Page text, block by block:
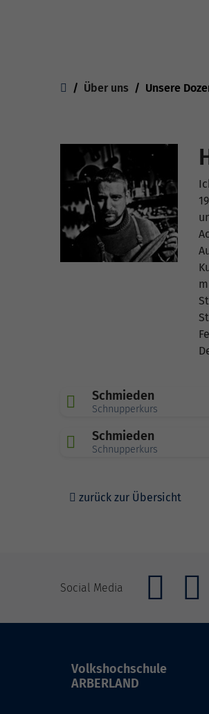
You are here:
Über uns Unsere
Schmieden
Schnupperkurs
Schmieden
Schnupperkurs
zurück zur Übersicht
Social Media
Volkshochschule
ARBERLAND